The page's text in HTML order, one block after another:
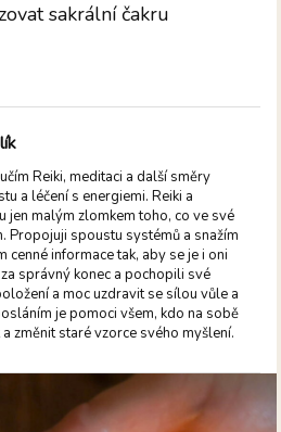
sakrální čakru
Reiki, meditaci a další směry
a léčení s energiemi. Reiki a
jen malým zlomkem toho, co ve své
Propojuji spoustu systémů a snažím
cenné informace tak, aby se je i oni
správný konec a pochopili své
a moc uzdravit se sílou vůle a
je pomoci všem, kdo na sobě
změnit staré vzorce svého myšlení.